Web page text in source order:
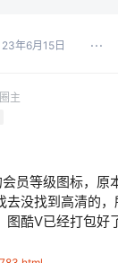
23年6月15日
圈主
员等级图标，原
去没找到高清的
酷V已经打包好